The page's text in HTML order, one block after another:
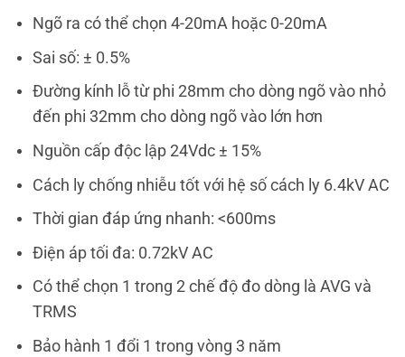
Ngõ ra có thể chọn 4-20mA hoặc 0-20mA
Sai số: ± 0.5%
Đường kính lỗ từ phi 28mm cho dòng ngõ vào nhỏ
đến phi 32mm cho dòng ngõ vào lớn hơn
Nguồn cấp độc lập 24Vdc ± 15%
Cách ly chống nhiễu tốt với hệ số cách ly 6.4kV AC
Thời gian đáp ứng nhanh: <600ms
Điện áp tối đa: 0.72kV AC
Có thể chọn 1 trong 2 chế độ đo dòng là AVG và
TRMS
Bảo hành 1 đổi 1 trong vòng 3 năm